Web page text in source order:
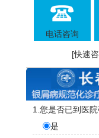
电话咨询
[快速
1.您是否已到医院
是